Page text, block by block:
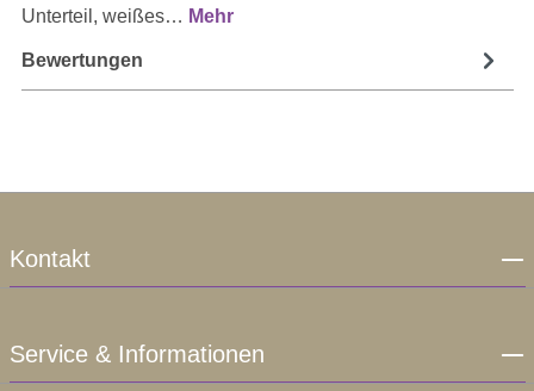
Unterteil, weißes… Mehr
Bewertungen
Kontakt
Service & Informationen